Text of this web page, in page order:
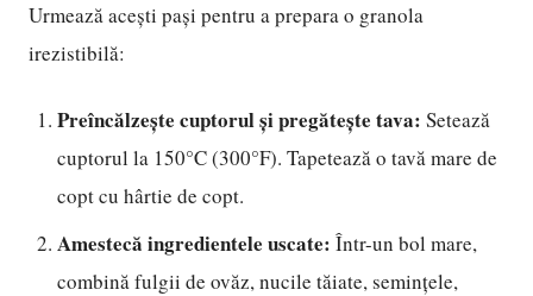
Urmează acești pași pentru a prepara o granola
irezistibilă:
Preîncălzește cuptorul și pregătește tava: Setează
cuptorul la 150°C (300°F). Tapetează o tavă mare de
copt cu hârtie de copt.
Amestecă ingredientele uscate: Într-un bol mare,
combină fulgii de ovăz, nucile tăiate, semințele,